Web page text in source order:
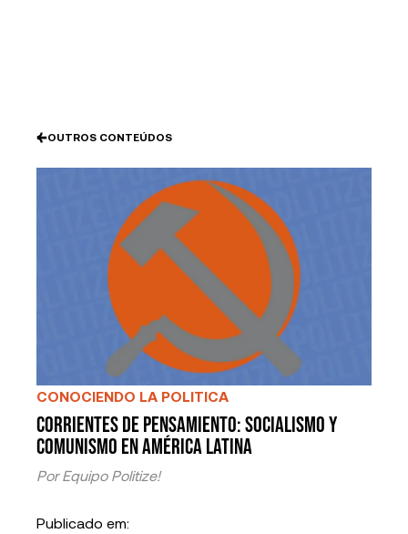
OUTROS CONTEÚDOS
CONOCIENDO LA POLITICA
Corrientes de Pensamiento: Socialismo y
Comunismo en América Latina
Por Equipo Politize!
Publicado em: